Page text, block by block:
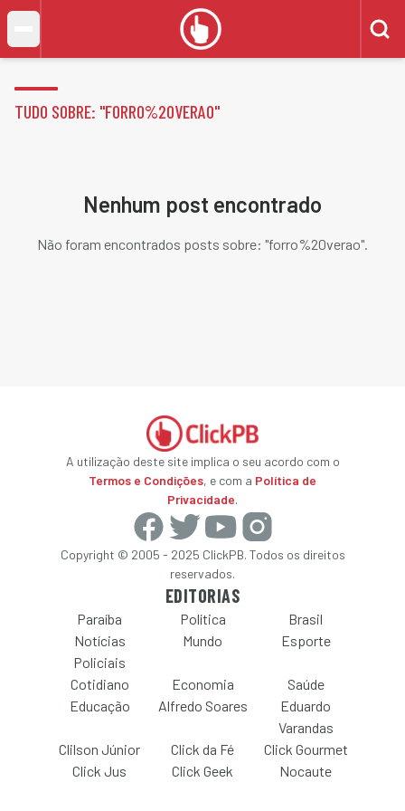
TUDO SOBRE: "FORRO%20VERAO"
Nenhum post encontrado
Não foram encontrados posts sobre: "forro%20verao".
A utilização deste site implica o seu acordo com o
Termos e Condições, e com a Política de
Privacidade.
Copyright © 2005 - 2025 ClickPB. Todos os direitos
reservados.
EDITORIAS
Paraíba Política
Brasil
Notícias
Policiais
Mundo Esporte
Cotidiano Economia
Saúde
Educação
Alfredo Soares
Eduardo
Varandas
Clilson Júnior
Click da Fé
Click Gourmet
Click Jus
Click Geek Nocaute